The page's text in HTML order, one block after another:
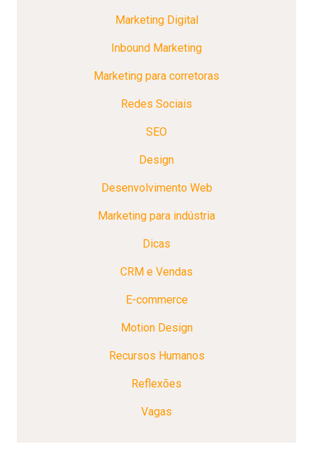
Marketing Digital
Inbound Marketing
Marketing para corretoras
Redes Sociais
SEO
Design
Desenvolvimento Web
Marketing para indústria
Dicas
CRM e Vendas
E-commerce
Motion Design
Recursos Humanos
Reflexões
Vagas